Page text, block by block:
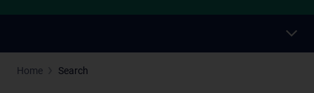
Home Search